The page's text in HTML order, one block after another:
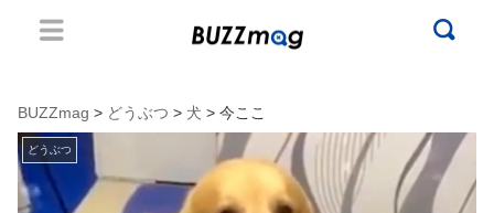
BUZZmag > どうぶつ > 犬 > 今ここ
どうぶつ